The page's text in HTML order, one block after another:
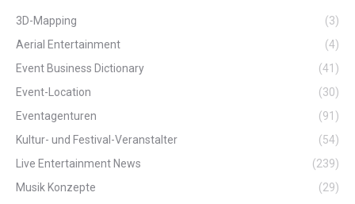
3D-Mapping
(3)
Aerial Entertainment
(4)
Event Business Dictionary
(41)
Event-Location
(30)
Eventagenturen
(91)
Kultur- und Festival-Veranstalter
(54)
Live Entertainment News
(239)
Musik Konzepte
(29)